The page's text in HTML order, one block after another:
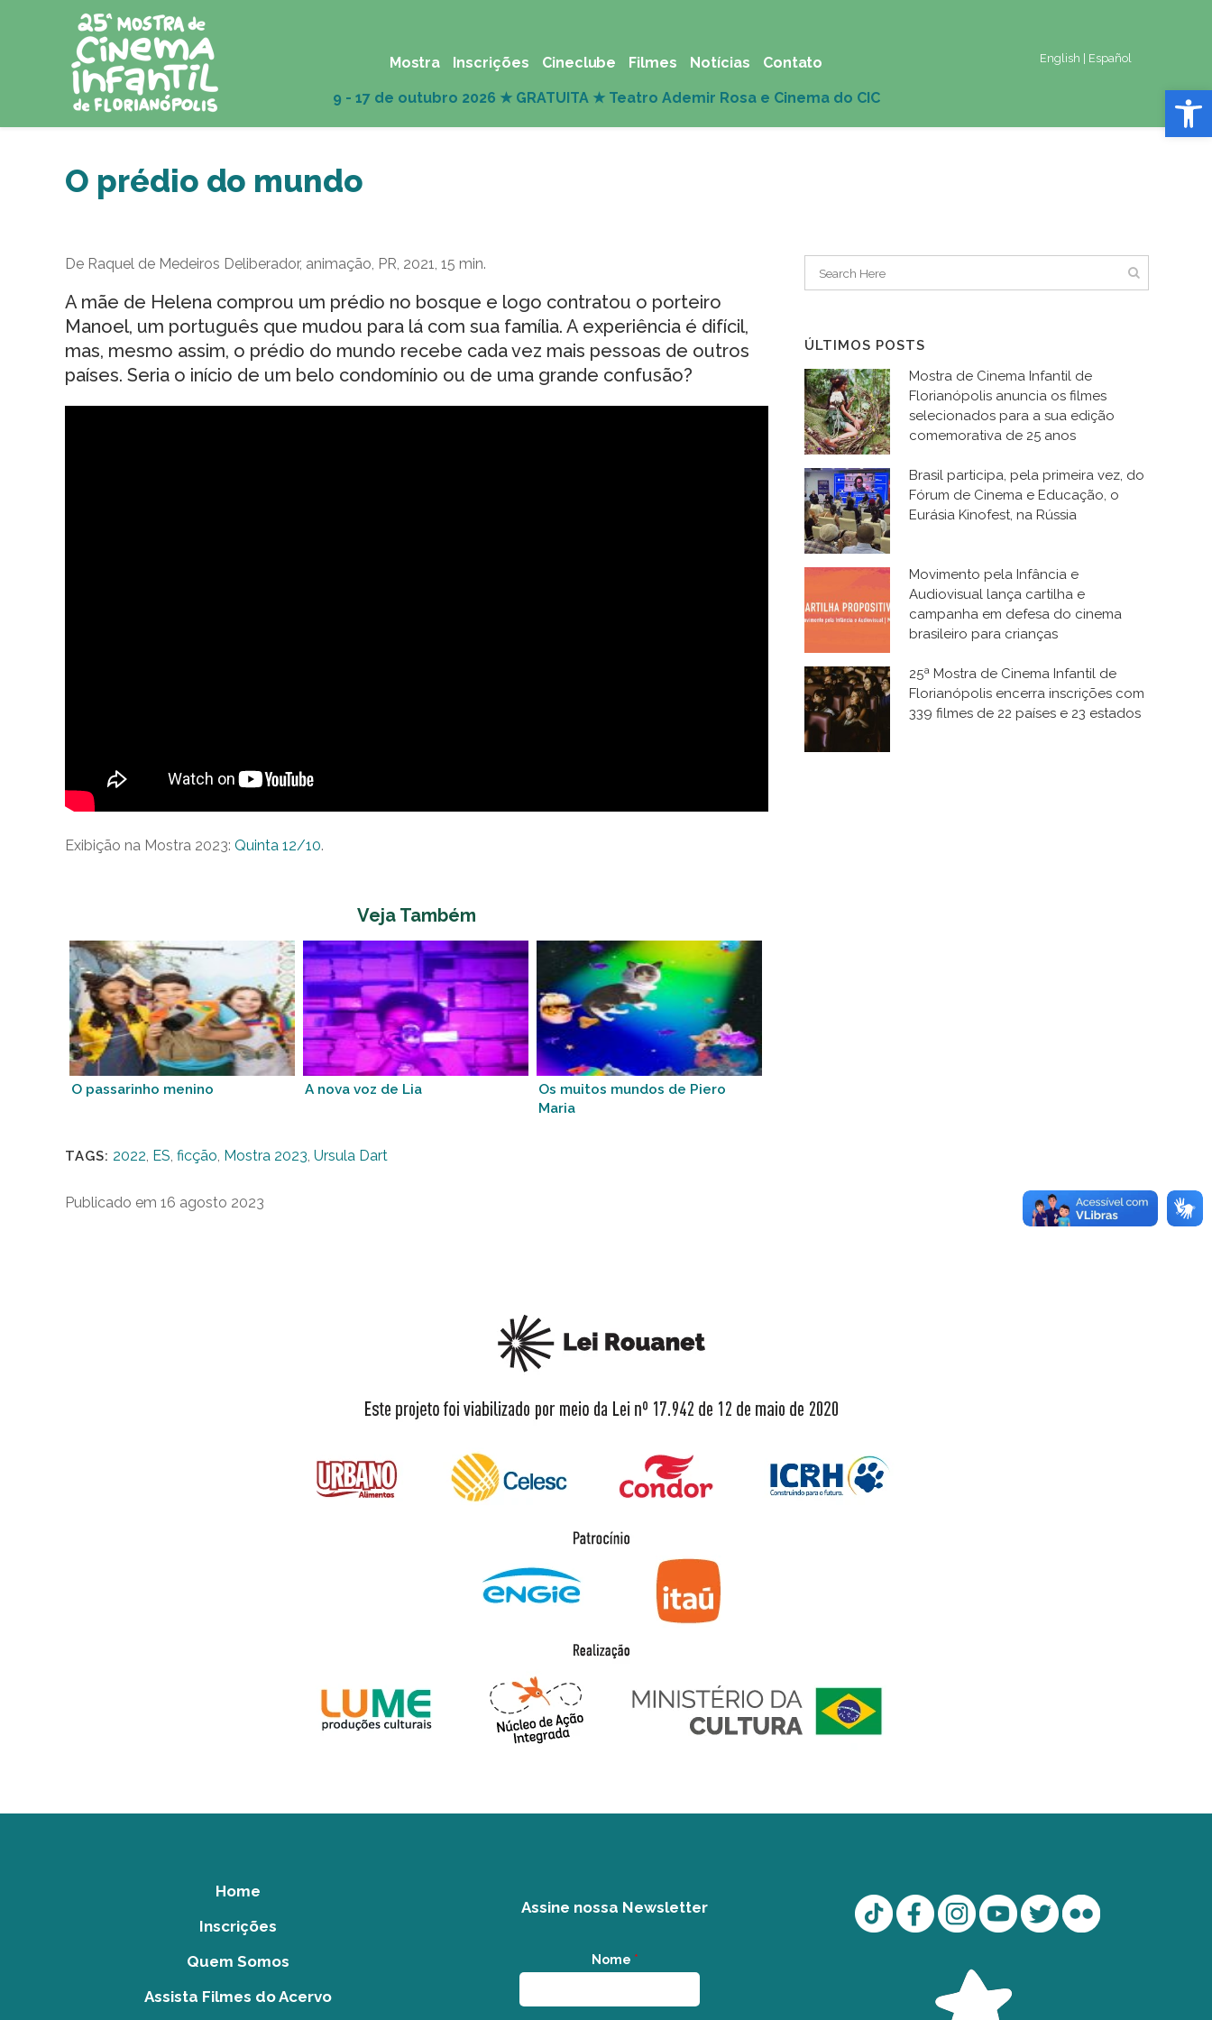
Abrir
English Español
Mostra Inscrições Cineclube Filmes Notícias Contato
O prédio do mundo
De Raquel de Medeiros Deliberador, animação, PR, 2021, 15 min.
A mãe de Helena comprou um prédio no bosque e logo contratou o porteiro
Manoel, um português que mudou para lá com sua família. A experiência é difícil,
mas, mesmo assim, o prédio do mundo recebe cada vez mais pessoas de outros
países. Seria o início de um belo condomínio ou de uma grande confusão?
Exibição na Mostra 2023: Quinta 12/10.
Veja Também
O passarinho menino A nova voz de Lia
Os muitos mundos de Piero
Maria
TAGS: 2022, ES, ficção, Mostra 2023, Ursula Dart
Publicado em 16 agosto 2023
ÚLTIMOS POSTS
Mostra de Cinema Infantil de
Florianópolis anuncia os filmes
selecionados para a sua edição
comemorativa de 25 anos
Brasil participa, pela primeira vez, do
Fórum de Cinema e Educação, o
Eurásia Kinofest, na Rússia
Movimento pela Infância e
Audiovisual lança cartilha e
campanha em defesa do cinema
brasileiro para crianças
25ª Mostra de Cinema Infantil de
Florianópolis encerra inscrições com
339 filmes de 22 países e 23 estados
Home
Inscrições
Quem Somos
Assista Filmes do Acervo
Assine nossa Newsletter
Nome *